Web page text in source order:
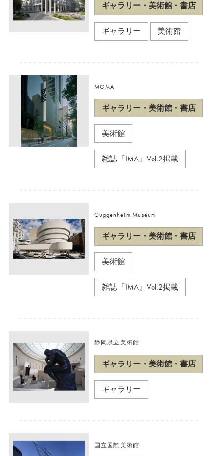
ギャラリー・美術館・書店
ギャラリー 美術館
MOMA
ギャラリー・美術館・書店
美術館
雑誌『IMA』Vol.2掲載
Guggenheim Museum
ギャラリー・美術館・書店
美術館
雑誌『IMA』Vol.2掲載
静岡県立美術館
ギャラリー・美術館・書店
ギャラリー
国立国際美術館